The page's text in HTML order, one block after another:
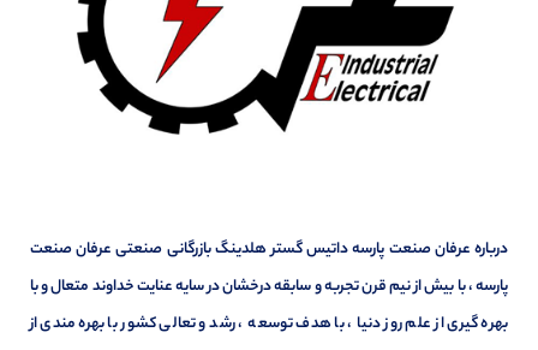
درباره عرفان صنعت پارسه داتیس گستر هلدینگ بازرگانی صنعتی عرفان صنعت
پارسه ، با بیش از نیم قرن تجربه و سابقه درخشان در سایه عنایت خداوند متعال و با
بهره گیری از علم روز دنیا ، با هدف توسعه ، رشد و تعالی کشور با بهره مندی از